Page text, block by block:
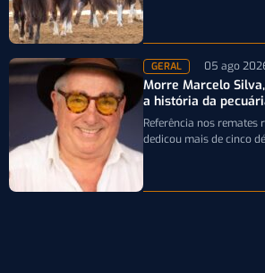
GERAL 05 ago
Morre Marcelo
a história da
Referência nos remates
dedicou mais de cinco